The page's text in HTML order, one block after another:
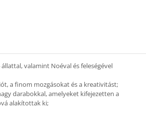
valamint Noéval és feleségével
a finom mozgásokat és a kreativitást;
darabokkal, amelyeket kifejezetten a
alakítottak ki;